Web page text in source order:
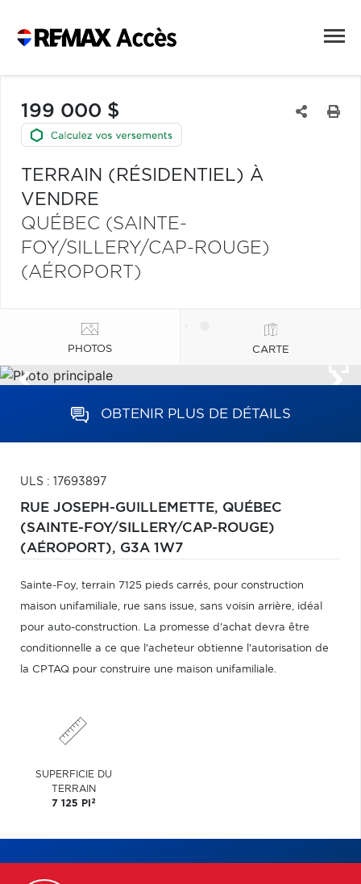
199 000 $
TERRAIN (RÉSIDENTIEL) À
VENDRE
QUÉBEC (SAINTE-
FOY/SILLERY/CAP-ROUGE)
(AÉROPORT)
PHOTOS CARTE
OBTENIR PLUS DE DÉTAILS
ULS : 17693897
RUE JOSEPH-GUILLEMETTE, QUÉBEC
(SAINTE-FOY/SILLERY/CAP-ROUGE)
(AÉROPORT), G3A 1W7
Sainte-Foy, terrain 7125 pieds carrés, pour construction
maison unifamiliale, rue sans issue, sans voisin arrière, idéal
pour auto-construction. La promesse d'achat devra être
conditionnelle a ce que l'acheteur obtienne l'autorisation de
la CPTAQ pour construire une maison unifamiliale.
SUPERFICIE DU
TERRAIN
7 125 PI 2